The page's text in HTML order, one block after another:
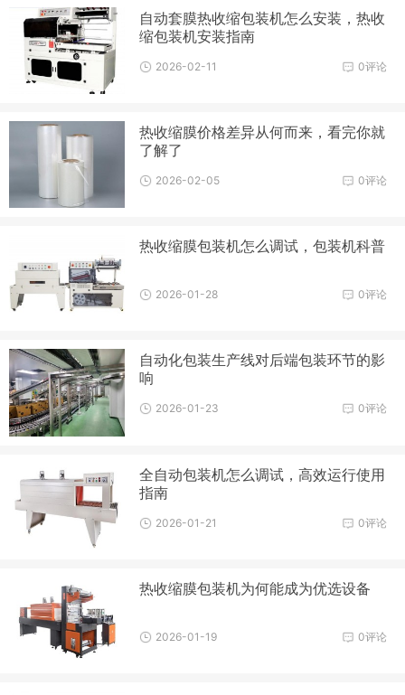
自动套膜热收缩包装机怎么安装，热收
缩包装机安装指南
0评论
2026-02-11
热收缩膜价格差异从何而来，看完你就
了解了
0评论
2026-02-05
热收缩膜包装机怎么调试，包装机科普
0评论
2026-01-28
自动化包装生产线对后端包装环节的影
响
0评论
2026-01-23
全自动包装机怎么调试，高效运行使用
指南
0评论
2026-01-21
热收缩膜包装机为何能成为优选设备
0评论
2026-01-19